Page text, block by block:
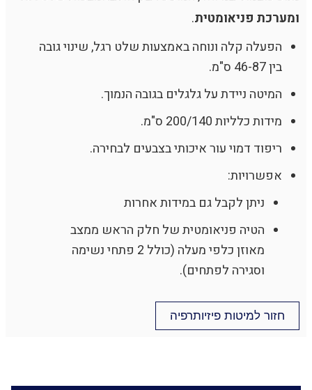
ומערכת פניאומטית.
הפעלה קלה ונוחה באמצעות שלט רגל, שינוי גובה
בין 46-87 ס"מ.
המיטה ניידת על גלגלים בגובה הנמוך.
מידות כלליות 200/140 ס"מ.
ריפוד דמוי עור איכותי בצבעים לבחירה.
אפשרויות:
ניתן לקבל גם במידות אחרות
הטיה פניאומטית של חלק הראש ממצב
מאוזן כלפי מעלה (כולל 2 פתחי נשימה
וסגירה לפתחים).
חזור למיטות פיזיותרפיה